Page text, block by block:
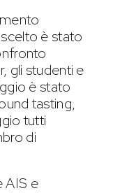
è stato
gli studenti e
è stato
tasting,
tutti
di
AIS e